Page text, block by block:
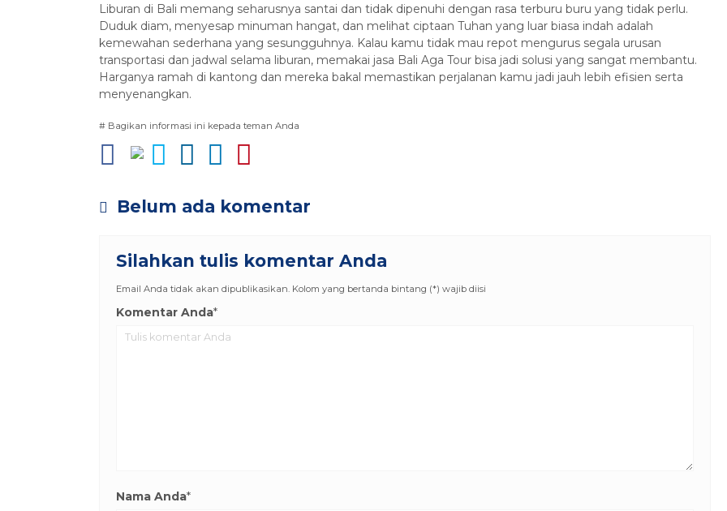
Liburan di Bali memang seharusnya santai dan tidak dipenuhi dengan rasa terburu buru yang tidak perlu.
Duduk diam, menyesap minuman hangat, dan melihat ciptaan Tuhan yang luar biasa indah adalah
kemewahan sederhana yang sesungguhnya. Kalau kamu tidak mau repot mengurus segala urusan
transportasi dan jadwal selama liburan, memakai jasa Bali Aga Tour bisa jadi solusi yang sangat membantu.
Harganya ramah di kantong dan mereka bakal memastikan perjalanan kamu jadi jauh lebih efisien serta
menyenangkan.
# Bagikan informasi ini kepada teman Anda
Belum ada komentar
Silahkan tulis komentar Anda
Email Anda tidak akan dipublikasikan. Kolom yang bertanda bintang (*) wajib diisi
Komentar Anda*
Nama Anda*